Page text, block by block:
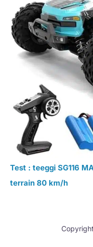
Test : teeggi SG116
terrain 80 km/h